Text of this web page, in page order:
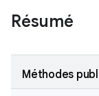
Résumé
Méthodes